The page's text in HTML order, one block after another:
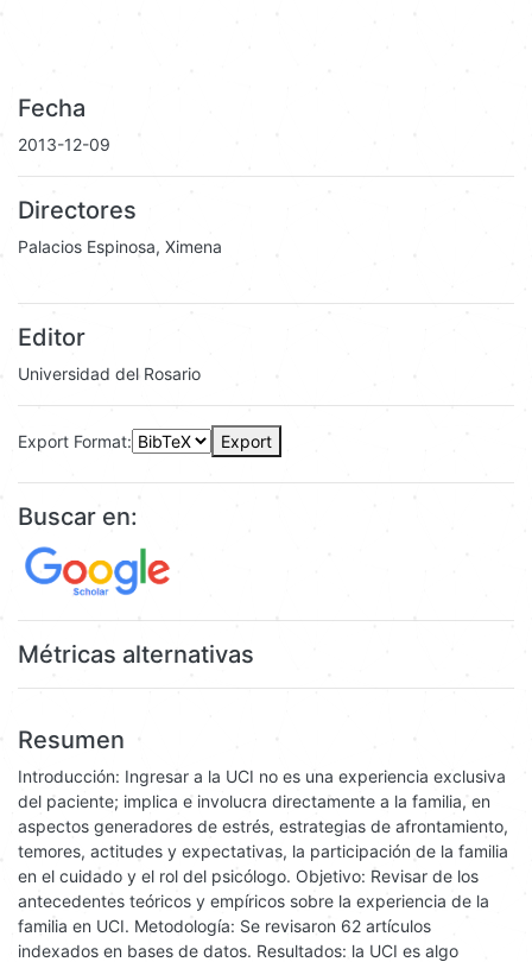
Fecha
2013-12-09
Directores
Palacios Espinosa, Ximena
Editor
Universidad del Rosario
Export Format: Export
Buscar en:
Métricas alternativas
Resumen
Introducción: Ingresar a la UCI no es una experiencia exclusiva
del paciente; implica e involucra directamente a la familia, en
aspectos generadores de estrés, estrategias de afrontamiento,
temores, actitudes y expectativas, la participación de la familia
en el cuidado y el rol del psicólogo. Objetivo: Revisar de los
antecedentes teóricos y empíricos sobre la experiencia de la
familia en UCI. Metodología: Se revisaron 62 artículos
indexados en bases de datos. Resultados: la UCI es algo